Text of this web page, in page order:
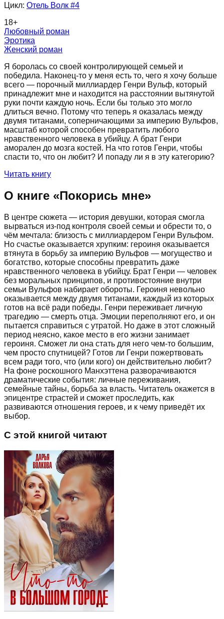
Цикл: Отель Волк #4
18+
Любовный роман
Эротика
Женский роман
Я боролась со своей контролирующей семьей и
победила. Наконец-то у меня есть то, чего я хочу больше
всего — порочный миллиардер Генри Вульф, который
принадлежит мне и находится на расстоянии вытянутой
руки почти каждую ночь. Если бы только это могло
длиться вечно. Потому что теперь я оказалась между
двумя титанами, соперничающими за империю Вульфов,
масштаб которой способен превратить любого
нравственного человека в убийцу. А брат Генри
аморален до мозга костей. На что готов Генри, чтобы
спасти то, что он любит? И попаду ли я в эту категорию?
Читать книгу
О книге «Покорись мне»
В центре сюжета — история девушки, которая смогла
вырваться из-под контроля своей семьи и обрести то, о
чём мечтала: близость с миллиардером Генри Вульфом.
Но счастье оказывается хрупким: героиня оказывается
втянута в борьбу за империю Вульфов — могущество и
богатство, которые способны превратить даже
нравственного человека в убийцу. Брат Генри — человек
без моральных принципов, и противостояние внутри
семьи Вульфов набирает обороты. Героиня невольно
оказывается между двумя титанами, каждый из которых
готов на всё ради победы. Генри переживает личную
трагедию — смерть отца. Эмоции переполняют его, и он
пытается справиться с утратой. Но даже в этот сложный
период неясно, какое место в его жизни занимает
героиня. Сможет ли она стать для него чем-то большим,
чем просто спутницей? Готов ли Генри пожертвовать
всем ради того, что (или кого) он действительно любит?
На фоне роскошного Манхэттена разворачиваются
драматические события: личные переживания,
семейные тайны, борьба за власть. Читатель окажется в
эпицентре страстей и сможет проследить, как
развиваются отношения героев, и к чему приведёт их
выбор.
С этой книгой читают